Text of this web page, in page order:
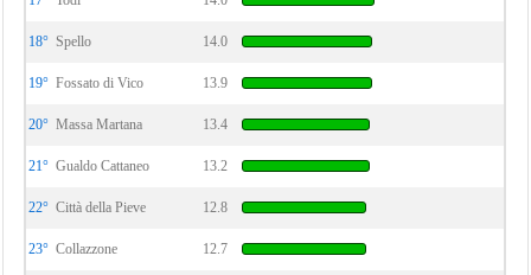
18° Spello 14.0
19° Fossato di Vico 13.9
20° Massa Martana 13.4
21° Gualdo Cattaneo 13.2
22° Città della Pieve 12.8
23° Collazzone 12.7